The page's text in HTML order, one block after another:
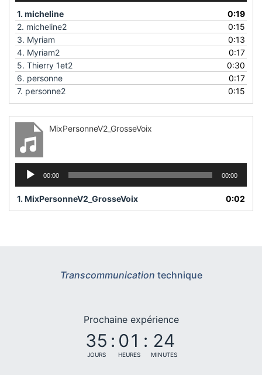
1. micheline
0:19
2. micheline2
0:15
3. Myriam
0:13
4. Myriam2
0:17
5. Thierry 1et2
0:30
6. personne
0:17
7. personne2 0:15
MixPersonneV2_GrosseVoix
Lecteur
audio
00:00 00:00
1. MixPersonneV2_GrosseVoix 0:02
Transcommunication technique
Prochaine expérience
35
JOURS
: 01
HEURES
: 24
MINUTES